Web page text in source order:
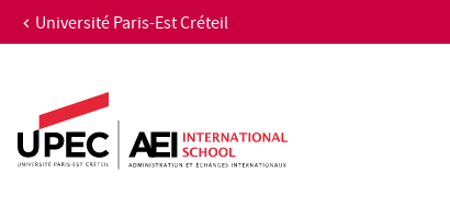
Aller au contenu
Recherche
Navigation secondaire
Université Paris-Est Créteil